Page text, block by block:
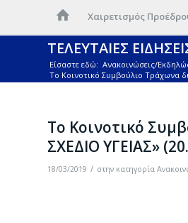
Χαιρετισμός
ΤΕΛΕΥΤΑΙΕΣ
Είσαστε εδώ: Ανακοινώσεις/
Το Κοινοτικό Συμβούλιο Τράχωνα
Το Κοινοτικό
ΣΧΕΔΙΟ ΥΓΕΙΑΣ»
18/03/2019 / στην κατηγορία